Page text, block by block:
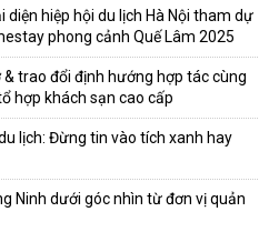
hiệp hội du lịch Hà Nội tham dự
phong cảnh Quế Lâm 2025
trao đổi định hướng hợp tác cùng
hợp khách sạn cao cấp
lịch: Đừng tin vào tích xanh hay
Ninh dưới góc nhìn từ đơn vị quản